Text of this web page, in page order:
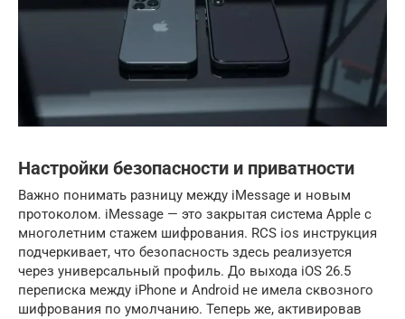
Настройки безопасности и приватности
Важно понимать разницу между iMessage и новым
протоколом. iMessage — это закрытая система Apple с
многолетним стажем шифрования. RCS ios инструкция
подчеркивает, что безопасность здесь реализуется
через универсальный профиль. До выхода iOS 26.5
переписка между iPhone и Android не имела сквозного
шифрования по умолчанию. Теперь же, активировав